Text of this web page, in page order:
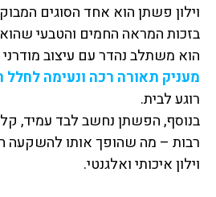
וילון פשתן הוא אחד הסוגים
בזכות המראה החמים והטבעי
הוא משתלב נהדר עם עיצוב מודרני
מעניק תאורה רכה ונעימה לחלל
רוגע לבית.
בנוסף, הפשתן נחשב לבד עמיד, קל
רבות – מה שהופך אותו
וילון איכותי ואלגנטי.